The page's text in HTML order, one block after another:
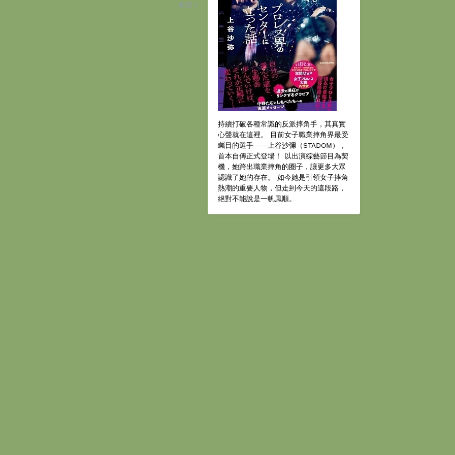
較舊
持續打破各種常識的反派摔角手，其真實
心聲就在這裡。 目前女子職業摔角界最受
矚目的選手——上谷沙彌（STADOM），
首本自傳正式登場！ 以出演綜藝節目為契
機，她跨出職業摔角的圈子，讓更多大眾
認識了她的存在。 如今她是引領女子摔角
熱潮的重要人物，但走到今天的這段路，
絕對不能說是一帆風順。